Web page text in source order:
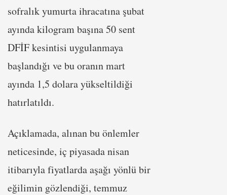
sofralık yumurta ihracatına şubat
ayında kilogram başına 50 sent
DFİF kesintisi uygulanmaya
başlandığı ve bu oranın mart
ayında 1,5 dolara yükseltildiği
hatırlatıldı.
Açıklamada, alınan bu önlemler
neticesinde, iç piyasada nisan
itibarıyla fiyatlarda aşağı yönlü bir
eğilimin gözlendiği, temmuz